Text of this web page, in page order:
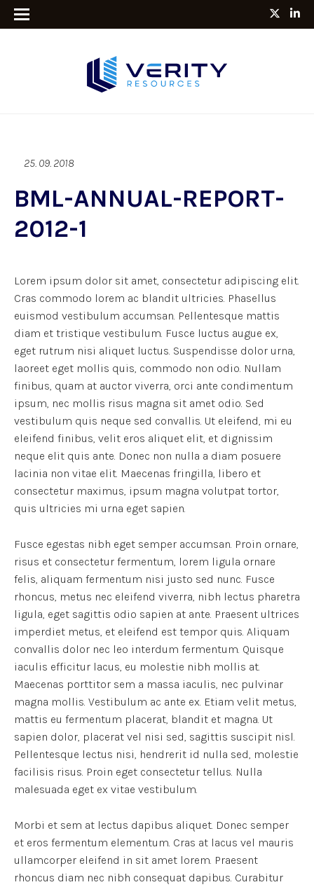
25. 09. 2018
BML-ANNUAL-REPORT-
2012-1
Lorem ipsum dolor sit amet, consectetur adipiscing elit.
Cras commodo lorem ac blandit ultricies. Phasellus
euismod vestibulum accumsan. Pellentesque mattis
diam et tristique vestibulum. Fusce luctus augue ex,
eget rutrum nisi aliquet luctus. Suspendisse dolor urna,
laoreet eget mollis quis, commodo non odio. Nullam
finibus, quam at auctor viverra, orci ante condimentum
ipsum, nec mollis risus magna sit amet odio. Sed
vestibulum quis neque sed convallis. Ut eleifend, mi eu
eleifend finibus, velit eros aliquet elit, et dignissim
neque elit quis ante. Donec non nulla a diam posuere
lacinia non vitae elit. Maecenas fringilla, libero et
consectetur maximus, ipsum magna volutpat tortor,
quis ultricies mi urna eget sapien.
Fusce egestas nibh eget semper accumsan. Proin ornare,
risus et consectetur fermentum, lorem ligula ornare
felis, aliquam fermentum nisi justo sed nunc. Fusce
rhoncus, metus nec eleifend viverra, nibh lectus pharetra
ligula, eget sagittis odio sapien at ante. Praesent ultrices
imperdiet metus, et eleifend est tempor quis. Aliquam
convallis dolor nec leo interdum fermentum. Quisque
iaculis efficitur lacus, eu molestie nibh mollis at.
Maecenas porttitor sem a massa iaculis, nec pulvinar
magna mollis. Vestibulum ac ante ex. Etiam velit metus,
mattis eu fermentum placerat, blandit et magna. Ut
sapien dolor, placerat vel nisi sed, sagittis suscipit nisl.
Pellentesque lectus nisi, hendrerit id nulla sed, molestie
facilisis risus. Proin eget consectetur tellus. Nulla
malesuada eget ex vitae vestibulum.
Morbi et sem at lectus dapibus aliquet. Donec semper
et eros fermentum elementum. Cras at lacus vel mauris
ullamcorper eleifend in sit amet lorem. Praesent
rhoncus diam nec nibh consequat dapibus. Curabitur